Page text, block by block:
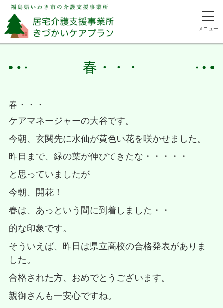
メニュー
春・・・
春・・・
ケアマネージャーの大谷です。
今朝、玄関先に水仙が黄色い花を咲かせました。
昨日まで、緑の葉が伸びてきたな・・・・・
と思っていましたが
今朝、開花！
春は、あっという間に到着しました・・
的な印象です。
そういえば、昨日は県立高校の合格発表がありま
した。
合格された方、おめでとうございます。
親御さんも一安心ですね。